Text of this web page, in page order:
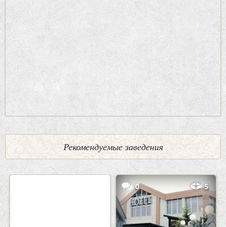
Рекомендуемые заведения
0 5